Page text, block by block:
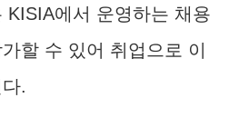
KISIA에서 운영하는 채용
할 수 있어 취업으로 이
.